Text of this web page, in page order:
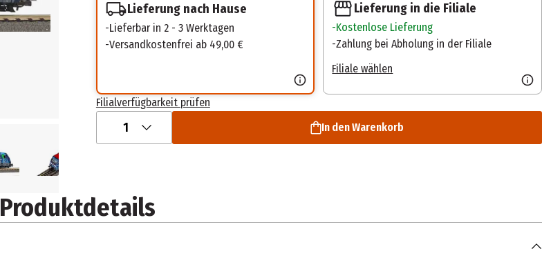
Lieferung nach Hause
Lieferbar in 2 - 3 Werktagen
Versandkostenfrei ab 49,00 €
Lieferung in die Filiale
Kostenlose Lieferung
Zahlung bei Abholung in der Filiale
Filiale wählen
Filialverfügbarkeit prüfen
1 In den Warenkorb
Produktdetails